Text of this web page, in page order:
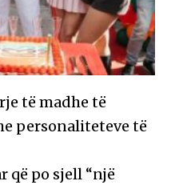
të madhe të
personaliteteve të
që po sjell “një